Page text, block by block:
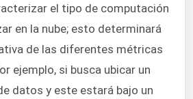
el tipo de computación
en la nube; esto determinará
de las diferentes métricas
ejemplo, si busca ubicar un
datos y este estará bajo un